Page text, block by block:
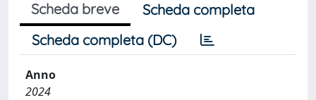
Scheda breve
Scheda completa
Scheda completa (DC)
Anno
2024